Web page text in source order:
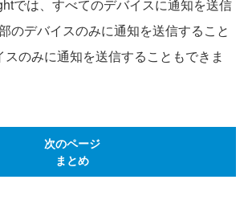
では、すべてのデバイスに通知を送信
のデバイスのみに通知を送信すること
スのみに通知を送信することもできま
次のページ
まとめ